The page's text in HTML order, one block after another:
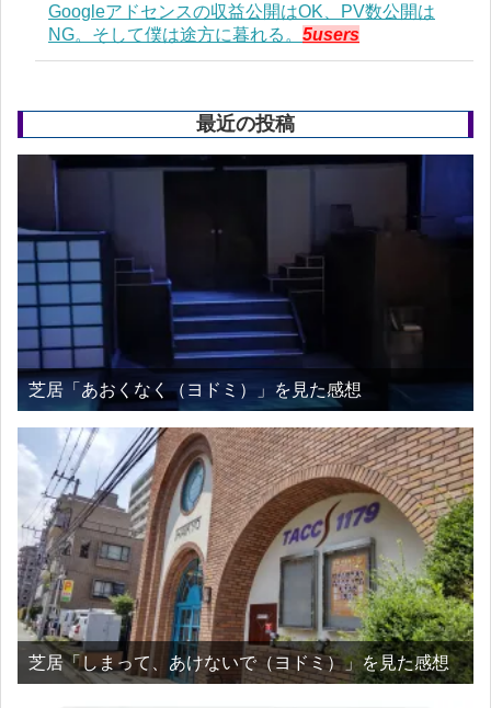
Googleアドセンスの収益公開はOK、PV数公開は
NG。そして僕は途方に暮れる。 5users
最近の投稿
芝居「あおくなく（ヨドミ）」を見た感想
芝居「しまって、あけないで（ヨドミ）」を見た感想